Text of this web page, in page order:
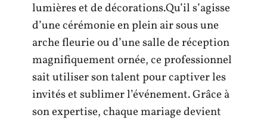
lumières et de décorations.Qu’il s’agisse
d’une cérémonie en plein air sous une
arche fleurie ou d’une salle de réception
magnifiquement ornée, ce professionnel
sait utiliser son talent pour captiver les
invités et sublimer l’événement. Grâce à
son expertise, chaque mariage devient